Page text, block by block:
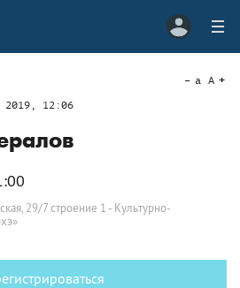
2019, 12:06
a A
29/7 строение 1 - Культурно-